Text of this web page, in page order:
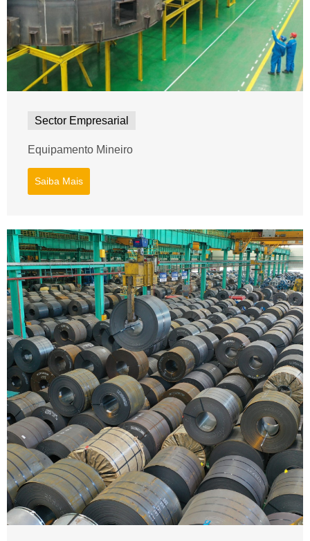
Sector Empresarial
Equipamento Mineiro
Saiba Mais